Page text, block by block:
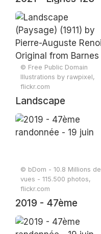
© Free Public Domain
Illustrations by rawpixel,
flickr.com
Landscape
(Paysage) (1911) by
Pierre-Auguste
Foundation.
Digitally enhanced
by rawpixel.
© bDom - 10.8 Millions de
vues - 115.500 photos,
flickr.com
2019 - 47ème
randonnée - 19 juin